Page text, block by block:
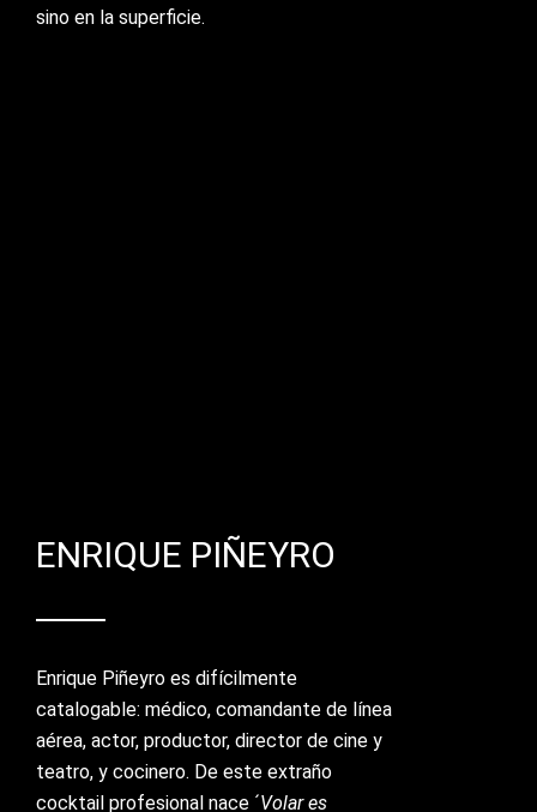
sino en la superficie.
ENRIQUE PIÑEYRO
Enrique Piñeyro es difícilmente
catalogable: médico, comandante de línea
aérea, actor, productor, director de cine y
teatro, y cocinero. De este extraño
cocktail profesional nace ´Volar es